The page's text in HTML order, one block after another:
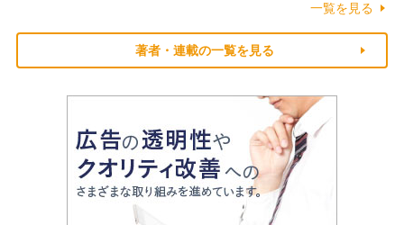
一覧を見る
著者・連載の一覧を見る